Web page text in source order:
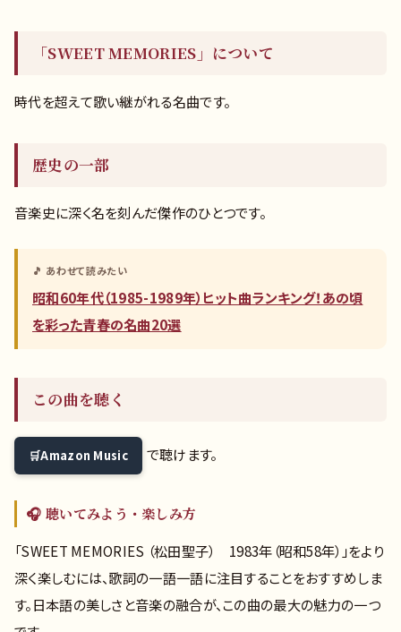
「SWEET MEMORIES」について
時代を超えて歌い継がれる名曲です。
歴史の一部
音楽史に深く名を刻んだ傑作のひとつです。
🎵 あわせて読みたい
昭和60年代（1985-1989年）ヒット曲ランキング！あの頃
を彩った青春の名曲20選
この曲を聴く
Amazon Music で聴けます。
🎧 聴いてみよう・楽しみ方
「SWEET MEMORIES （松田聖子） 1983年（昭和58年）」をより
深く楽しむには、歌詞の一語一語に注目することをおすすめしま
す。日本語の美しさと音楽の融合が、この曲の最大の魅力の一つ